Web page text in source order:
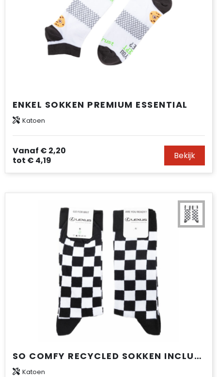
ENKEL SOKKEN PREMIUM ESSENTIAL
Katoen
Vanaf € 2,20
tot € 4,19 Bekijk
SO COMFY RECYCLED SOKKEN INCLUSIEF KOPKAART
Katoen